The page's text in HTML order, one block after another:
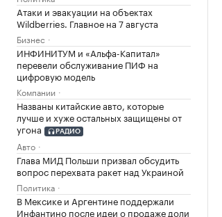
Атаки и эвакуации на объектах
Wildberries. Главное на 7 августа
Бизнес
ИНФИНИТУМ и «Альфа-Капитал»
перевели обслуживание ПИФ на
цифровую модель
Компании
Названы китайские авто, которые
лучше и хуже остальных защищены от
угона
РАДИО
Авто
Глава МИД Польши призвал обсудить
вопрос перехвата ракет над Украиной
Политика
В Мексике и Аргентине поддержали
Инфантино после идеи о продаже доли